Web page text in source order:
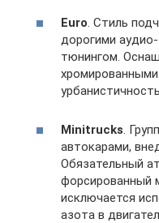
Euro . Стиль
дорогими
тюнингом.
Minitrucks .
автокарами,
Обязательный
форсированный
исключается
азота в